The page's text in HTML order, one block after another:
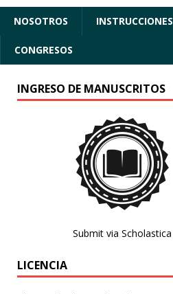
NOSOTROS INSTRUCCIONES
CONGRESOS
INGRESO DE MANUSCRITOS
Submit via Scholastica
LICENCIA